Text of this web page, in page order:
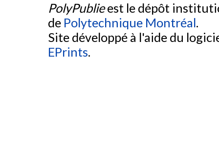
PolyPublieest le dépôt
de Polytechnique Montréal.
Site développé à l'aide du
EPrints.